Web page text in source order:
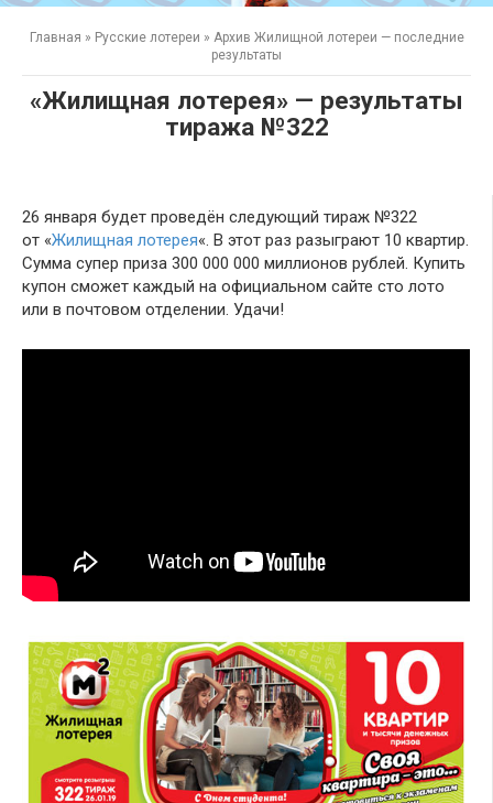
Главная » Русские лотереи » Архив Жилищной лотереи — последние
результаты
«Жилищная лотерея» — результаты
тиража №322
26 января будет проведён следующий тираж №322
от «Жилищная лотерея«. В этот раз разыграют 10 квартир.
Сумма супер приза 300 000 000 миллионов рублей. Купить
купон сможет каждый на официальном сайте сто лото
или в почтовом отделении. Удачи!